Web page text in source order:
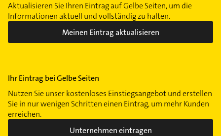
Aktualisieren Sie Ihren Eintrag auf Gelbe Seiten, um die
Informationen aktuell und vollständig zu halten.
Meinen Eintrag aktualisieren
Ihr Eintrag bei Gelbe Seiten
Nutzen Sie unser kostenloses Einstiegsangebot und erstellen
Sie in nur wenigen Schritten einen Eintrag, um mehr Kunden
erreichen.
Unternehmen eintragen